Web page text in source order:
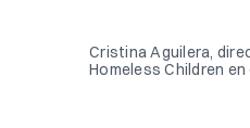
Cristina Aguilera,
Homeless Children